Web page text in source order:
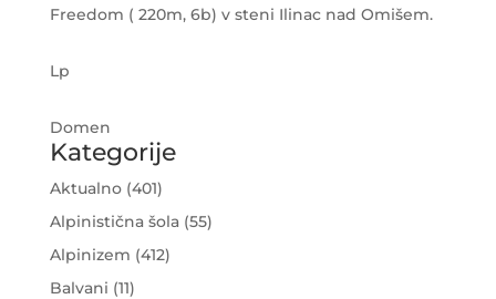
Freedom ( 220m, 6b) v steni Ilinac nad Omišem.
Lp
Domen
Kategorije
Aktualno(401)
Alpinistična šola(55)
Alpinizem (412)
Balvani (11)